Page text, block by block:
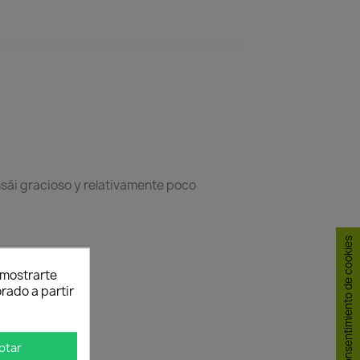
gracioso y relativamente poco
a partir
Consentimiento de cookies